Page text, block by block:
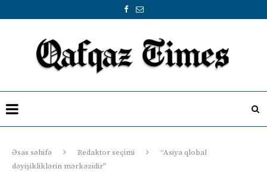
Əsas səhifə Redaktor seçimi
“Asiya qlobal
dəyişikliklərin mərkəzidir”